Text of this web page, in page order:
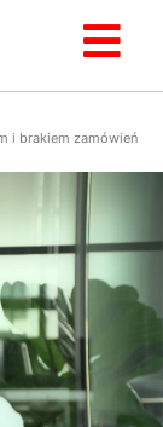
i brakiem zamówień